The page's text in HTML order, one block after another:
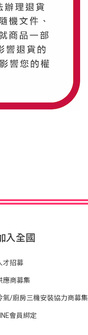
入全國
才招募
應商募集
氣/廚房三機安裝協力商募集
LINE會員綁定